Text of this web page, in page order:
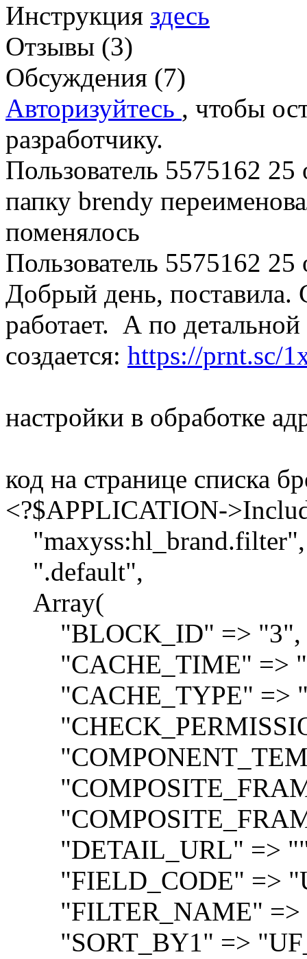
Инструкция здесь
Отзывы (3)
Обсуждения (7)
Авторизуйтесь , чтобы
разработчику.
Пользователь 5575162 25
папку brendy
поменялось
Пользователь 5575162 25
Добрый день, поставила.
работает. А по
создается: https://prnt.sc/
настройки в обработке
код на странице списка
<?$APPLICATION-
"maxyss:hl_brand.filter",
".default",
Array(
"BLOCK_ID" => "3",
"CACHE_TIME" =>
"CACHE_TYPE" =>
"DETAIL_URL" =>
"FIELD_CODE" =>
"FILTER_NAME" =>
"SORT_BY1" =>